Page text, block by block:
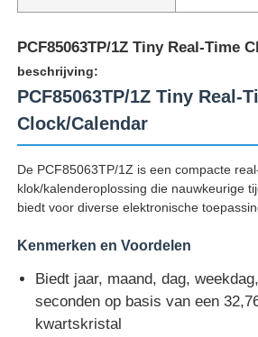
PCF85063TP/1Z Tiny Real-Time
beschrijving:
PCF85063TP/1Z Tiny Real-
Clock/Calendar
De PCF85063TP/1Z is een compacte
klok/kalenderoplossing die nauwkeurige
biedt voor diverse elektronische
Kenmerken en Voordelen
Biedt jaar, maand, dag,
seconden op basis van een
kwartskristal